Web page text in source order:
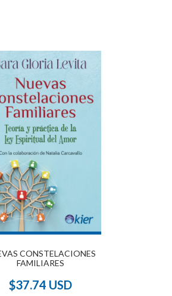
CONSTELACIONES
FAMILIARES
$37.74 USD